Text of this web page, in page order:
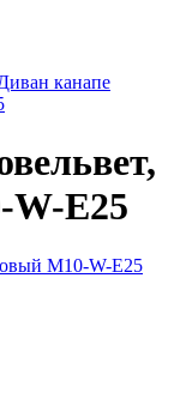
канапе
W-E25